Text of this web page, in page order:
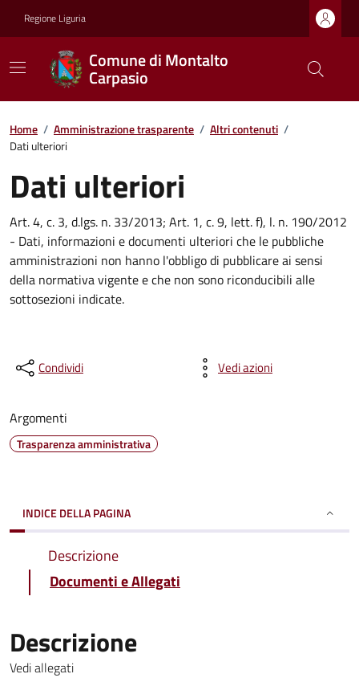
Regione Liguria
Comune di Montalto
Carpasio
Home / Amministrazione trasparente / Altri contenuti /
Dati ulteriori
Dati ulteriori
Art. 4, c. 3, d.lgs. n. 33/2013; Art. 1, c. 9, lett. f), l. n. 190/2012
- Dati, informazioni e documenti ulteriori che le pubbliche
amministrazioni non hanno l'obbligo di pubblicare ai sensi
della normativa vigente e che non sono riconducibili alle
sottosezioni indicate.
Condividi Vedi azioni
Argomenti
Trasparenza amministrativa
INDICE DELLA PAGINA
Descrizione
Documenti e Allegati
Descrizione
Vedi allegati